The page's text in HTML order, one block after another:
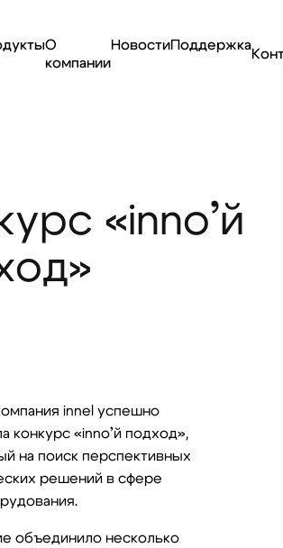
О
компании
НовостиПоддержка
«inno’й
innel успешно
конкурс «inno’й подход»,
на поиск перспективных
решений в сфере
объединило несколько